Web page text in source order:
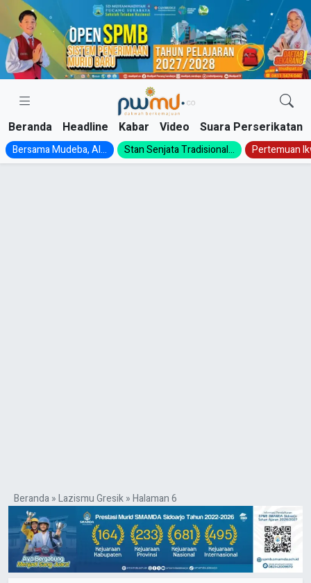
Skip
content
Beranda Headline Kabar Video Suara Perserikatan
Bersama Mudeba, Al... Stan Senjata Tradisional... Pertemuan
Beranda»Lazismu Gresik»Halaman 6